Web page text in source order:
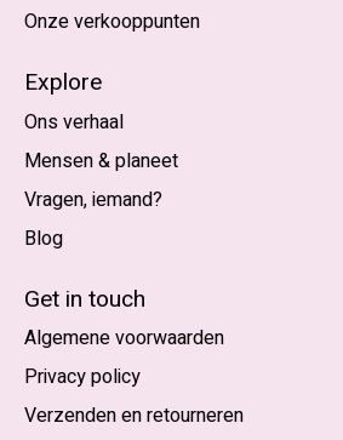
Onze verkooppunten
Explore
Ons verhaal
Mensen & planeet
Vragen, iemand?
Blog
Get in touch
Algemene voorwaarden
Privacy policy
Verzenden en retourneren